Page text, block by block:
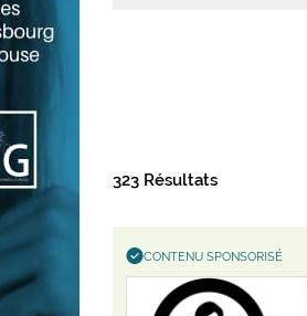
323 Résultats
CONTENU SPONSORISÉ